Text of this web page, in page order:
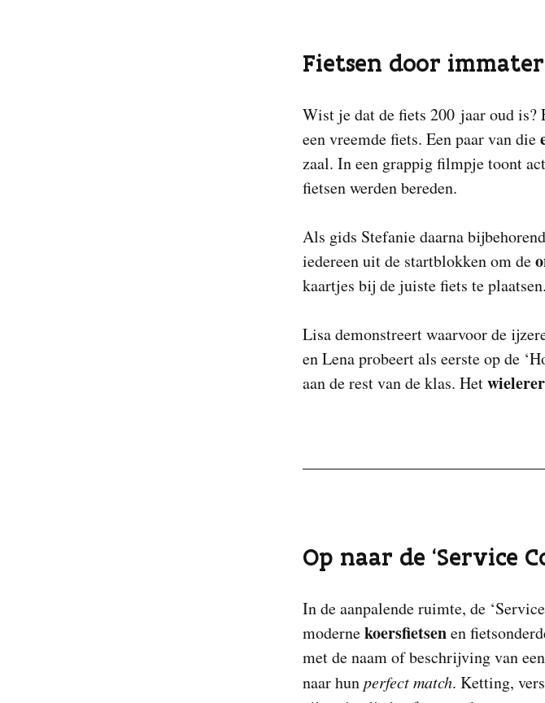
Fietsen door
Wist je dat de fiets 200 jaar oud
een vreemde fiets. Een paar van die
zaal. In een grappig filmpje toont
fietsen werden bereden.
Als gids Stefanie daarna
iedereen uit de startblokken om de
kaartjes bij de juiste fiets te plaatsen.
Lisa demonstreert waarvoor de
en Lena probeert als eerste op de
aan de rest van de klas. Het
Op naar de ‘Service
In de aanpalende ruimte, de
modernekoersfietsenen
met de naam of beschrijving van
naar hunperfect match. Ketting,